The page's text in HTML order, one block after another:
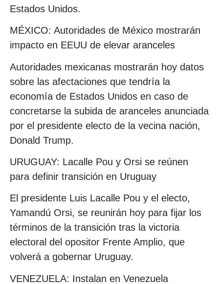
Estados Unidos.
MÉXICO: Autoridades de México mostrarán
impacto en EEUU de elevar aranceles
Autoridades mexicanas mostrarán hoy datos
sobre las afectaciones que tendría la
economía de Estados Unidos en caso de
concretarse la subida de aranceles anunciada
por el presidente electo de la vecina nación,
Donald Trump.
URUGUAY: Lacalle Pou y Orsi se reúnen
para definir transición en Uruguay
El presidente Luis Lacalle Pou y el electo,
Yamandú Orsi, se reunirán hoy para fijar los
términos de la transición tras la victoria
electoral del opositor Frente Amplio, que
volverá a gobernar Uruguay.
VENEZUELA: Instalan en Venezuela